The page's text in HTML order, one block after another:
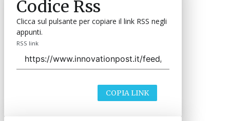
Codice Rss
Clicca sul pulsante per copiare il link RSS negli
appunti.
RSS link
COPIA LINK